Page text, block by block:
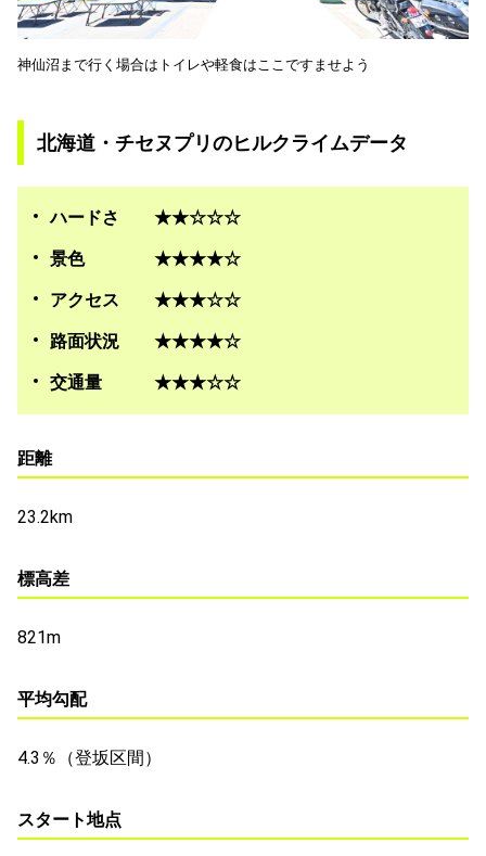
神仙沼まで行く場合はトイレや軽食はここですませよう
北海道・チセヌプリのヒルクライムデータ
ハードさ ★★☆☆☆
景色 ★★★★☆
アクセス ★★★☆☆
路面状況 ★★★★☆
交通量 ★★★☆☆
距離
23.2km
標高差
821m
平均勾配
4.3％（登坂区間）
スタート地点